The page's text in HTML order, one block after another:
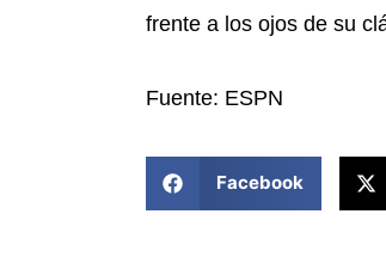
frente a los ojos de su
Fuente: ESPN
Facebook